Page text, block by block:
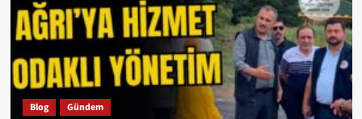
Blog Gündem